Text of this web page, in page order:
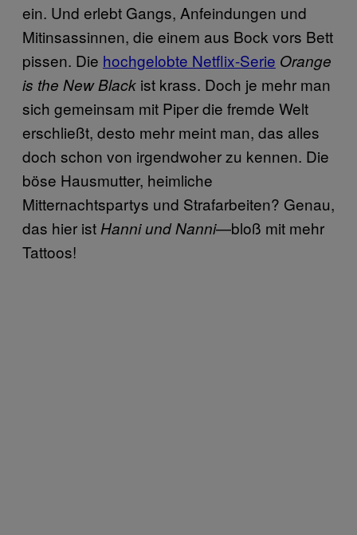
ein. Und erlebt Gangs, Anfeindungen und
Mitinsassinnen, die einem aus Bock vors Bett
pissen. Die hochgelobte Netflix-Serie Orange
is the New Black ist krass. Doch je mehr man
sich gemeinsam mit Piper die fremde Welt
erschließt, desto mehr meint man, das alles
doch schon von irgendwoher zu kennen. Die
böse Hausmutter, heimliche
Mitternachtspartys und Strafarbeiten? Genau,
das hier ist Hanni und Nanni—bloß mit mehr
Tattoos!